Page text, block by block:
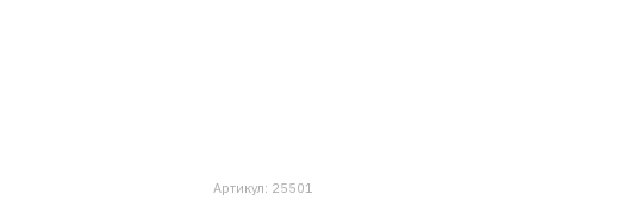
Артикул: 25501